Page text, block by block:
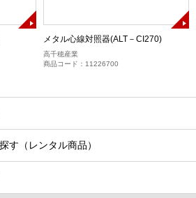
メタル心線対照器(ALT－CI270)
高千穂産業
商品コード：11226700
す（レンタル商品）